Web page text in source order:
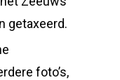
getaxeerd.
foto’s,